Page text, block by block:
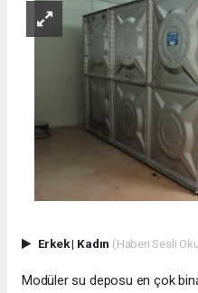
Erkek| Kadın (Haberi Sesli
Modüler su deposu en çok